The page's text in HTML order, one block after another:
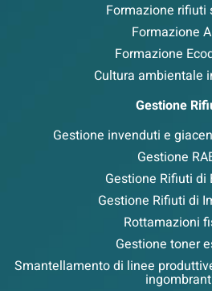
Formazione rifiuti
Formazione
Formazione
Cultura ambientale
Gestione
Gestione invenduti e
Gestione
Gestione Rifiuti di
Gestione Rifiuti di
Rottamazioni
Gestione toner
Smantellamento di linee